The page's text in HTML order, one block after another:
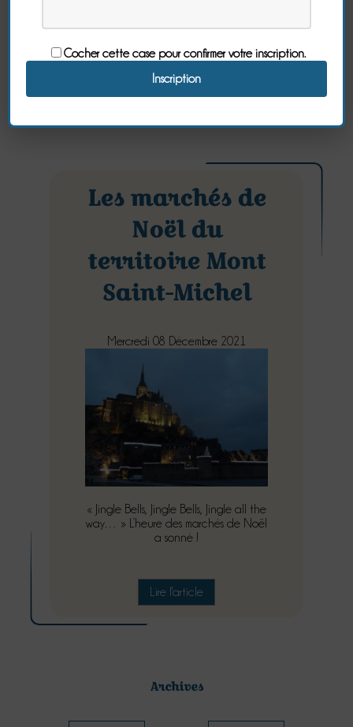
Les marchés de
Noël du
territoire Mont
Saint-Michel
Mercredi 08 Décembre 2021
« Jingle Bells, Jingle Bells, Jingle all the
way… » L’heure des marchés de Noël
a sonné !
Lire l'article
Archives
Cocher cette case pour confirmer votre inscription.